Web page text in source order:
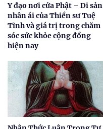
Y đạo nơi cửa Phật – Di sản
nhân ái của Thiền sư Tuệ
Tĩnh và giá trị trong chăm
sóc sức khỏe cộng đồng
hiện nay